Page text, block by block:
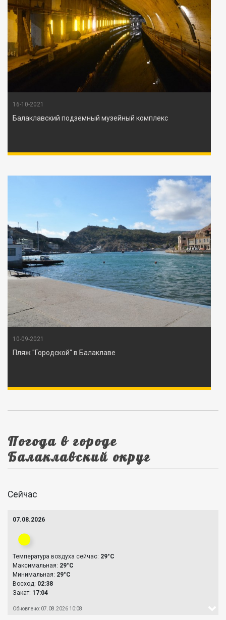
16-10-2021
Балаклавский подземный музейный комплекс
10-09-2021
Пляж "Городской" в Балаклаве
Погода в городе
Балаклавский округ
Сейчас
07.08.2026
Температура воздуха сейчас: 29°C
Максимальная: 29°C
Минимальная: 29°C
Восход: 02:38
Закат: 17:04
Обновлено: 07.08.2026 10:08